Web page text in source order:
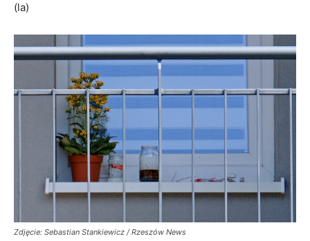
(la)
Zdjęcie: Sebastian Stankiewicz / Rzeszów News